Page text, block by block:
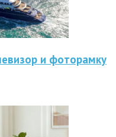
и фоторамку